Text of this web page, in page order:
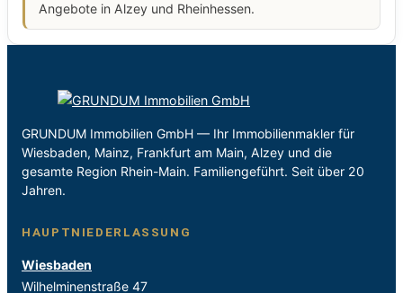
Angebote in Alzey und Rheinhessen.
GRUNDUM Immobilien GmbH — Ihr Immobilienmakler für
Wiesbaden, Mainz, Frankfurt am Main, Alzey und die
gesamte Region Rhein-Main. Familiengeführt. Seit über 20
Jahren.
HAUPTNIEDERLASSUNG
Wiesbaden
Wilhelminenstraße 47